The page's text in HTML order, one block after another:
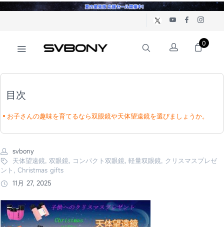
0
目次
お子さんの趣味を育てるなら双眼鏡や天体望遠鏡を選びましょうか。
svbony
天体望遠鏡, 双眼鏡, コンパクト双眼鏡, 軽量双眼鏡, クリスマスプレゼ
ント, Christmas gifts
11月 27, 2025